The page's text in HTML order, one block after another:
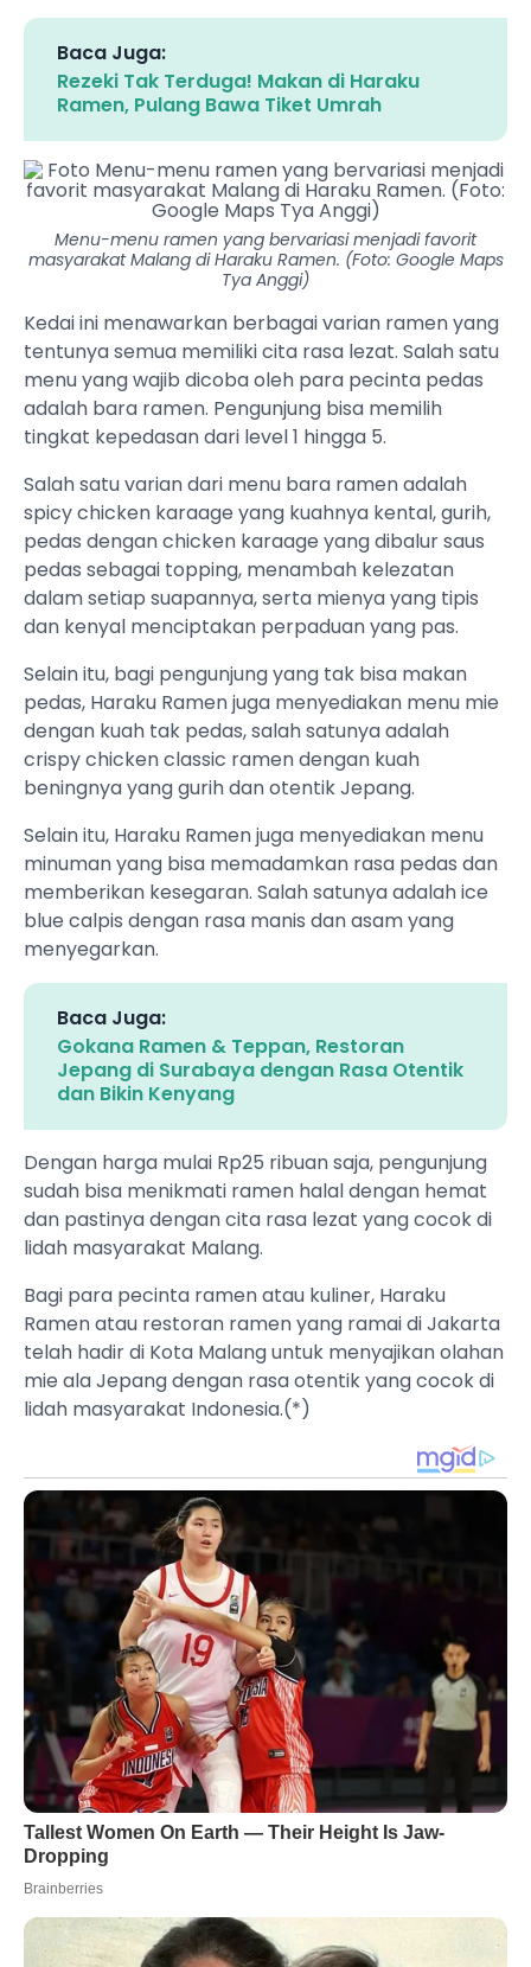
Baca Juga:
Rezeki Tak Terduga! Makan di Haraku
Ramen, Pulang Bawa Tiket Umrah
Menu-menu ramen yang bervariasi menjadi favorit
masyarakat Malang di Haraku Ramen. (Foto: Google Maps
Tya Anggi)
Kedai ini menawarkan berbagai varian ramen yang
tentunya semua memiliki cita rasa lezat. Salah satu
menu yang wajib dicoba oleh para pecinta pedas
adalah bara ramen. Pengunjung bisa memilih
tingkat kepedasan dari level 1 hingga 5.
Salah satu varian dari menu bara ramen adalah
spicy chicken karaage yang kuahnya kental, gurih,
pedas dengan chicken karaage yang dibalur saus
pedas sebagai topping, menambah kelezatan
dalam setiap suapannya, serta mienya yang tipis
dan kenyal menciptakan perpaduan yang pas.
Selain itu, bagi pengunjung yang tak bisa makan
pedas, Haraku Ramen juga menyediakan menu mie
dengan kuah tak pedas, salah satunya adalah
crispy chicken classic ramen dengan kuah
beningnya yang gurih dan otentik Jepang.
Selain itu, Haraku Ramen juga menyediakan menu
minuman yang bisa memadamkan rasa pedas dan
memberikan kesegaran. Salah satunya adalah ice
blue calpis dengan rasa manis dan asam yang
menyegarkan.
Baca Juga:
Gokana Ramen & Teppan, Restoran
Jepang di Surabaya dengan Rasa Otentik
dan Bikin Kenyang
Dengan harga mulai Rp25 ribuan saja, pengunjung
sudah bisa menikmati ramen halal dengan hemat
dan pastinya dengan cita rasa lezat yang cocok di
lidah masyarakat Malang.
Bagi para pecinta ramen atau kuliner, Haraku
Ramen atau restoran ramen yang ramai di Jakarta
telah hadir di Kota Malang untuk menyajikan olahan
mie ala Jepang dengan rasa otentik yang cocok di
lidah masyarakat Indonesia.(*)